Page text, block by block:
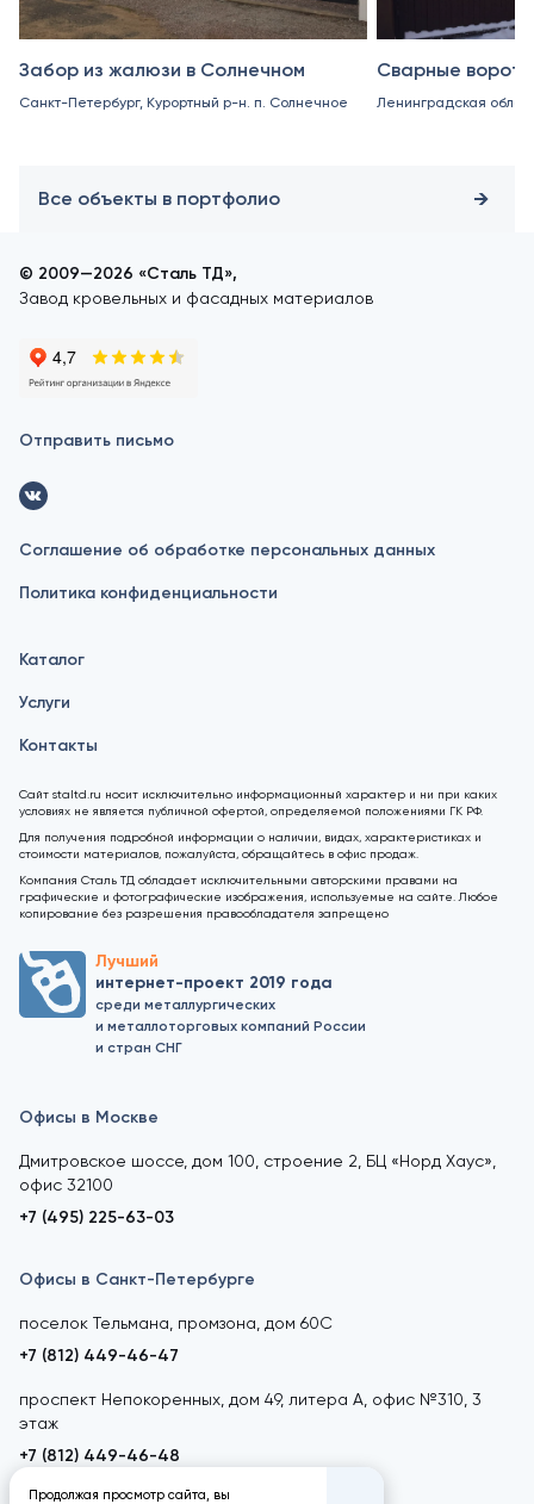
Забор из жалюзи в Солнечном
Санкт-Петербург, Курортный р-н. п. Солнечное
Сварные
Ленинградская
Все объекты в портфолио
© 2009—2026 «Сталь ТД»,
Завод кровельных и фасадных материалов
Отправить письмо
Соглашение об обработке персональных данных
Политика конфиденциальности
Каталог
Услуги
Контакты
Сайт staltd.ru носит исключительно информационный характер и ни при каких
условиях не является публичной офертой, определяемой положениями ГК РФ.
Для получения подробной информации о наличии, видах, характеристиках и
стоимости материалов, пожалуйста, обращайтесь в офис продаж.
Компания Сталь ТД обладает исключительными авторскими правами на
графические и фотографические изображения, используемые на сайте. Любое
копирование без разрешения правообладателя запрещено
Лучший
интернет-проект 2019 года
среди металлургических
и металлоторговых компаний России
и стран СНГ
Офисы в Москве
Дмитровское шоссе, дом 100, строение 2, БЦ «Норд Хаус»,
офис 32100
+7 (495) 225-63-03
Офисы в Санкт-Петербурге
поселок Тельмана, промзона, дом 60С
+7 (812) 449-46-47
проспект Непокоренных, дом 49, литера А, офис №310, 3
этаж
+7 (812) 449-46-48
Продолжая просмотр сайта, вы